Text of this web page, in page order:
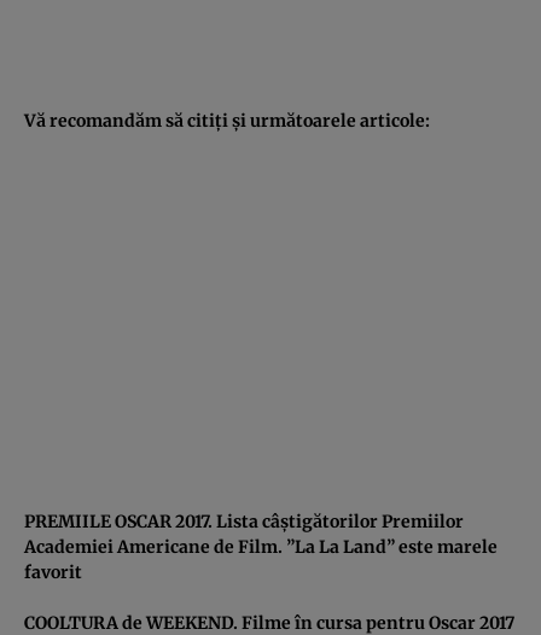
Vă recomandăm să citiţi şi următoarele articole:
PREMIILE OSCAR 2017. Lista câştigătorilor Premiilor
Academiei Americane de Film. ”La La Land” este marele
favorit
COOLTURA de WEEKEND. Filme în cursa pentru Oscar 2017